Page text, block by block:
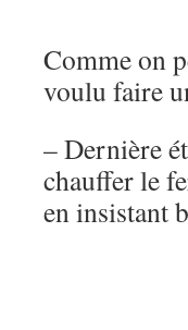
Comme on
voulu faire
– Dernière
chauffer le
en insistant